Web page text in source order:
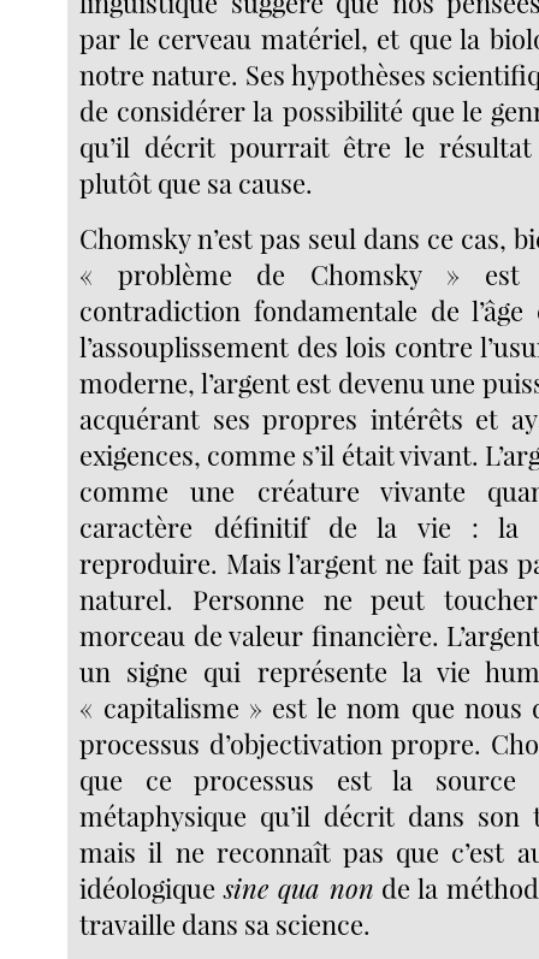
par le cerveau matériel, et que la
notre nature. Ses hypothèses
de considérer la possibilité que le
qu’il décrit pourrait être le
plutôt que sa cause.
Chomsky n’est pas seul dans ce cas,
« problème de Chomsky » est
contradiction fondamentale de l’âge
l’assouplissement des lois contre
moderne, l’argent est devenu une
acquérant ses propres intérêts et
exigences, comme s’il était vivant.
comme une créature vivante
caractère définitif de la vie : la
reproduire. Mais l’argent ne fait pas
naturel. Personne ne peut
morceau de valeur financière.
un signe qui représente la vie
« capitalisme » est le nom que nous
processus d’objectivation propre.
que ce processus est la
métaphysique qu’il décrit dans son
mais il ne reconnaît pas que c’est
idéologiquesine qua non de la
travaille dans sa science.